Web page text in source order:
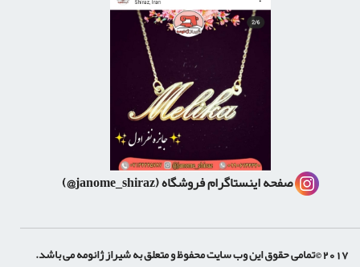
صفحه اینستاگرام فروشگاه(janome_shiraz@)
2017 ©تمامی حقوق این وب سایت محفوظ و متعلق به شیراز ژانومه می باشد.